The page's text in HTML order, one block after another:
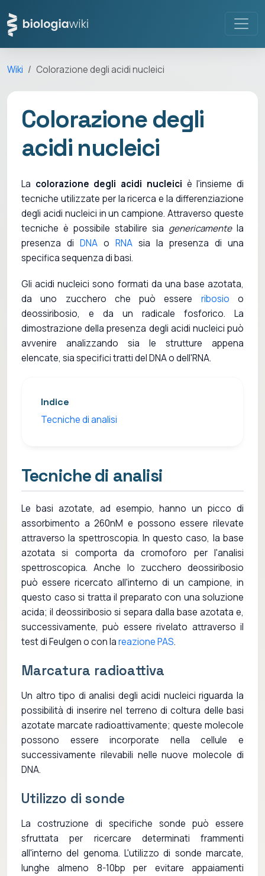
Wiki Colorazione degli acidi nucleici
Colorazione degli
acidi nucleici
La colorazione degli acidi nucleici è l'insieme di
tecniche utilizzate per la ricerca e la differenziazione
degli acidi nucleici in un campione. Attraverso queste
tecniche è possibile stabilire sia genericamentela
presenza di DNA o RNA sia la presenza di una
specifica sequenza di basi.
Gli acidi nucleici sono formati da una base azotata,
da uno zucchero che può essere ribosio o
deossiribosio, e da un radicale fosforico. La
dimostrazione della presenza degli acidi nucleici può
avvenire analizzando sia le strutture appena
elencate, sia specifici tratti del DNA o dell'RNA.
Indice
Tecniche di analisi
Tecniche di analisi
Le basi azotate, ad esempio, hanno un picco di
assorbimento a 260nM e possono essere rilevate
attraverso la spettroscopia. In questo caso, la base
azotata si comporta da cromoforo per l'analisi
spettroscopica. Anche lo zucchero deossiribosio
può essere ricercato all'interno di un campione, in
questo caso si tratta il preparato con una soluzione
acida; il deossiribosio si separa dalla base azotata e,
successivamente, può essere rivelato attraverso il
test di Feulgen o con lareazione PAS.
Marcatura radioattiva
Un altro tipo di analisi degli acidi nucleici riguarda la
possibilità di inserire nel terreno di coltura delle basi
azotate marcate radioattivamente; queste molecole
possono essere incorporate nella cellule e
successivamente rilevabili nelle nuove molecole di
DNA.
Utilizzo di sonde
La costruzione di specifiche sonde può essere
sfruttata per ricercare determinati frammenti
all'interno del genoma. L'utilizzo di sonde marcate,
lunghe almeno 8-10bp per evitare appaiamenti